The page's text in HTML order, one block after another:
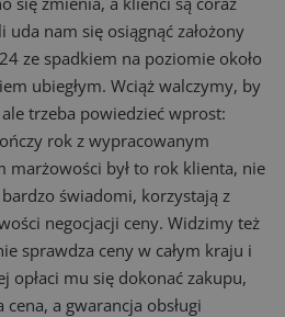
uda nam się osiągnąć założony
ze spadkiem na poziomie około
ubiegłym. Wciąż walczymy, by
trzeba powiedzieć wprost:
rok z wypracowanym
marżowości był to rok klienta, nie
świadomi, korzystają z
negocjacji ceny. Widzimy też
sprawdza ceny w całym kraju i
opłaci mu się dokonać zakupu,
a gwarancja obsługi